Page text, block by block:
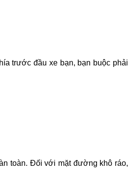
trước đầu xe bạn, bạn buộc phải
toàn. Đối với mặt đường khô ráo,